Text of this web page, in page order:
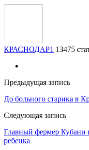
КРАСНОДАР1 13475
Предыдущая запись
До больного старика в
Следующая запись
Главный фермер Кубани
ребенка